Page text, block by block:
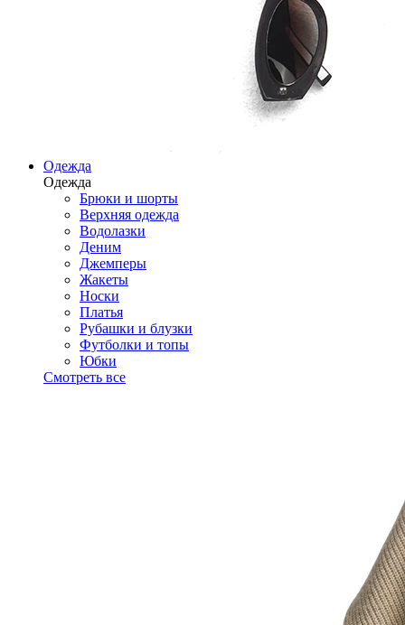
Одежда
Одежда
Брюки и шорты
Верхняя одежда
Водолазки
Деним
Джемперы
Жакеты
Носки
Платья
Рубашки и блузки
Футболки и топы
Юбки
Смотреть все